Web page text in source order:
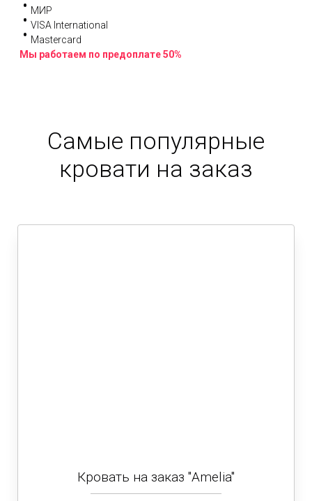
МИР
VISA International
Mastercard
Мы работаем по предоплате 50%
Самые популярные
кровати на заказ
Кровать на заказ "Amelia"